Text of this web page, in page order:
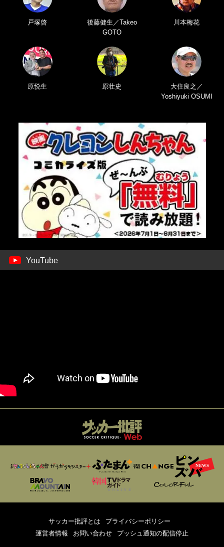
戸塚啓
後藤健生／Takeo
GOTO
川本梅花
原悦生 原壮史
大住良之／
Yoshiyuki OSUMI
YouTube
サッカー批評とは
プライバシーポリシー
運営者情報
お問い合わせ プッシュ通知の配信停止